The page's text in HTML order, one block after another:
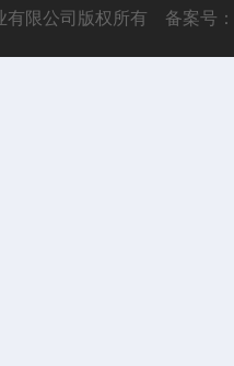
有限公司版权所有 备案号